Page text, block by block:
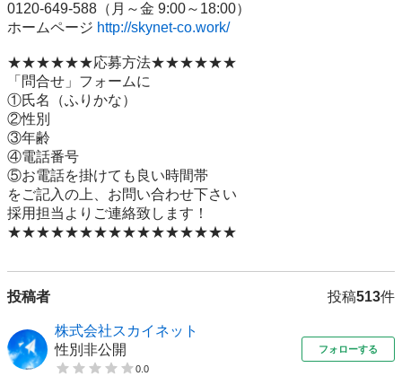
0120-649-588（月～金 9:00～18:00）
ホームページ http://skynet-co.work/
★★★★★★応募方法★★★★★★
「問合せ」フォームに
①氏名（ふりかな）
②性別
③年齢
④電話番号
⑤お電話を掛けても良い時間帯
をご記入の上、お問い合わせ下さい
採用担当よりご連絡致します！
★★★★★★★★★★★★★★★★
投稿者 投稿513件
株式会社スカイネット
性別非公開
0.0
フォローする